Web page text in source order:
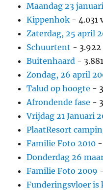
Maandag 23
Kippenhok - 4.031
Zaterdag, 25 april
Schuurtent - 3.922
Buitenhaard -
Zondag, 26 april
Talud op hoogte -
Afrondende fase -
Vrijdag 21 Januari
PlaatResort
Familie Foto 2010 -
Donderdag 26
Familie Foto 2009
Funderingsvloer is